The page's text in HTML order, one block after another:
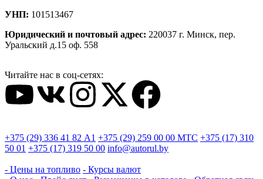
УНП: 101513467
Юридический и почтовый адрес: 220037 г. Минск, пер.
Уральский д.15 оф. 558
Читайте нас в соц-сетях:
+375 (29) 336 41 82 А1 +375 (29) 259 00 00 МТС +375 (17) 310
50 01 +375 (17) 319 50 00 info@autorul.by
- Цены на топливо - Курсы валют